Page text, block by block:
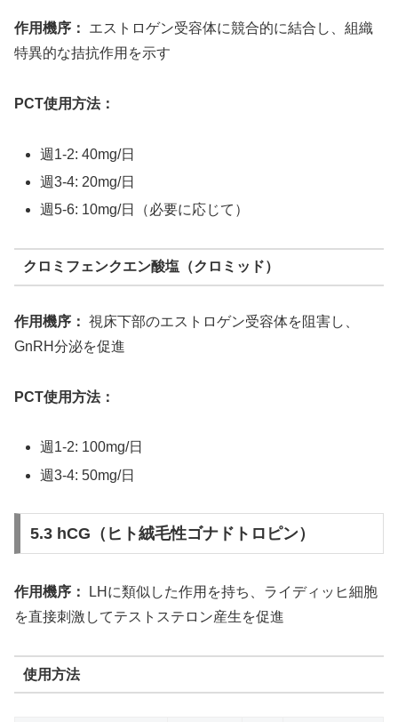
作用機序：
エストロゲン受容体に競合的に結合し、組織
特異的な拮抗作用を示す
PCT使用方法：
週1-2: 40mg/日
週3-4: 20mg/日
週5-6: 10mg/日（必要に応じて）
クロミフェンクエン酸塩（クロミッド）
作用機序： 視床下部のエストロゲン受容体を阻害し、
GnRH分泌を促進
PCT使用方法：
週1-2: 100mg/日
週3-4: 50mg/日
5.3 hCG（ヒト絨毛性ゴナドトロピン）
作用機序：
LHに類似した作用を持ち、ライディッヒ細胞
を直接刺激してテストステロン産生を促進
使用方法